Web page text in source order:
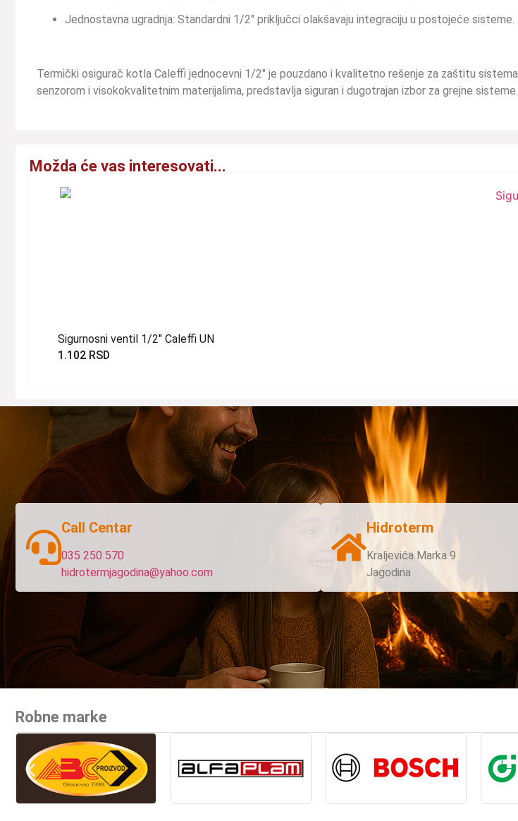
Jednostavna ugradnja: Standardni 1/2″ priključci olakšavaju integraciju u postojeće sisteme.
Termički osigurač kotla Caleffi jednocevni 1/2″ je pouzdano i kvalitetno rešenje za zaštitu
senzorom i visokokvalitetnim materijalima, predstavlja siguran i dugotrajan izbor za grejne sisteme.
Možda će vas interesovati...
Sigurnosni ventil 1/2″ Caleffi UN
1.102 RSD
Call Centar
035 250 570
hidrotermjagodina@yahoo.com
Hidroterm
Kraljevića Marka 9
Jagodina
Robne marke